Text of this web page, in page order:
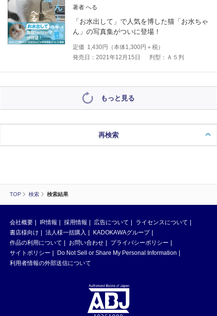
TOP 検索 検索結果
著者 へる
「お水出して」で人気を博した猫「お水ちゃ
ん」の写真集がついに登場！
定価 1,430円（本体1,300円＋税）
発売日：2021年12月15日
判型：Ａ５判
もっと見る
再検索
会社概要 IR情報 採用情報 広告について
ライセンスについて
書店様向け
法人様一括購入
KADOKAWAグループ
作品の利用について
お問い合わせ
プライバシーポリシー
サイトポリシー
Do Not Sell or Share My Personal Information
利用者情報の外部送信について